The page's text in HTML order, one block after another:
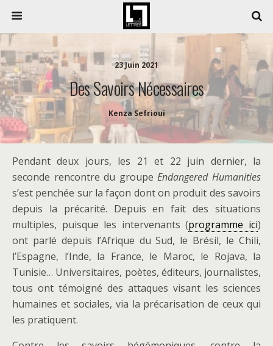
23 Juin 2021
Des Savoirs Nécessaires
Kenza Sefrioui
Pendant deux jours, les 21 et 22 juin dernier, la
seconde rencontre du groupeEndangered Humanities
s’est penchée sur la façon dont on produit des savoirs
depuis la précarité. Depuis en fait des situations
multiples, puisque les intervenants (programme ici)
ont parlé depuis l’Afrique du Sud, le Brésil, le Chili,
l’Espagne, l’Inde, la France, le Maroc, le Rojava, la
Tunisie… Universitaires, poètes, éditeurs, journalistes,
tous ont témoigné des attaques visant les sciences
humaines et sociales, via la précarisation de ceux qui
les pratiquent.